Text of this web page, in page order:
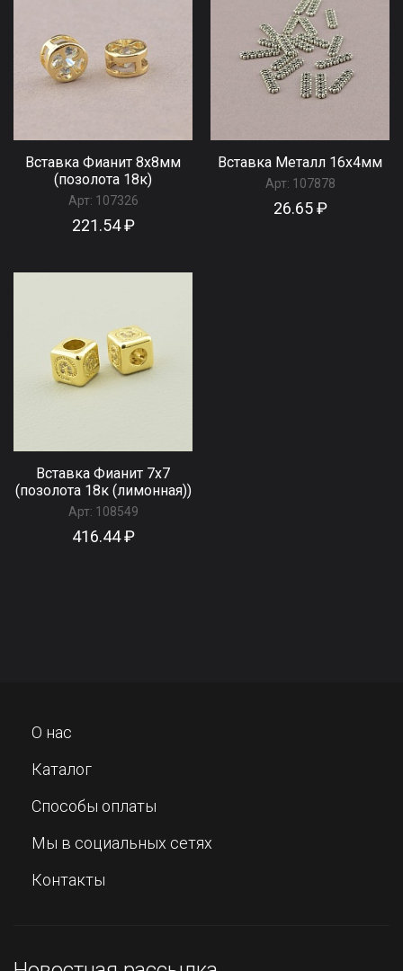
Вставка Фианит 8х8мм
(позолота 18к)
Арт: 107326
221.54 ₽
Вставка Металл 16x4мм
Арт: 107878
26.65 ₽
Вставка Фианит 7х7
(позолота 18к (лимонная))
Арт: 108549
416.44 ₽
О нас
Каталог
Способы оплаты
Мы в социальных сетях
Контакты